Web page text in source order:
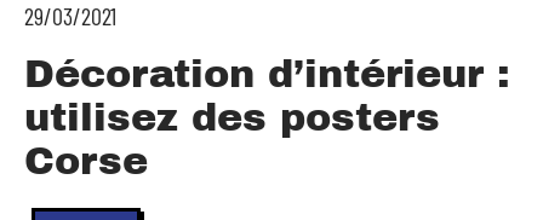
29/03/2021
Décoration d’intérieur :
utilisez des posters
Corse